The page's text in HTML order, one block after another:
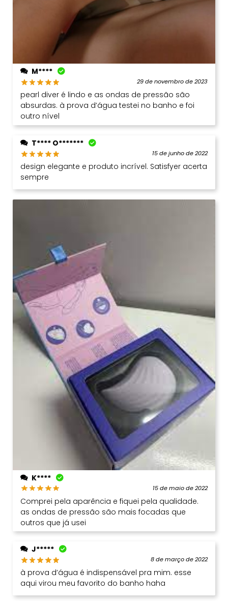
M****
29 de novembro de 2023
pearl diver é lindo e as ondas de pressão são
absurdas. à prova d’água testei no banho e foi
outro nível
T**** O*******
15 de junho de 2022
design elegante e produto incrível. Satisfyer acerta
sempre
K****
15 de maio de 2022
Comprei pela aparência e fiquei pela qualidade.
as ondas de pressão são mais focadas que
outros que já usei
J*****
8 de março de 2022
à prova d’água é indispensável pra mim. esse
aqui virou meu favorito do banho haha